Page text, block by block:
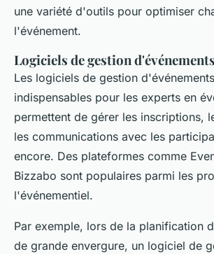
une variété d'outils pour optimiser
l'événement.
Logiciels de gestion d'événements
Les logiciels de gestion
indispensables pour les experts en
permettent de gérer les inscriptions,
les communications avec les
encore. Des plateformes comme
Bizzabo sont populaires parmi les
l'événementiel.
Par exemple, lors de la planification
de grande envergure, un logiciel de